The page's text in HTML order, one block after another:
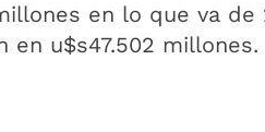
en lo que va de
en u$s47.502 millones.